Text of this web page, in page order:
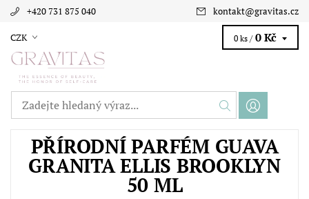
+420 731 875 040 kontakt@gravitas.cz
CZK 0 ks / 0 Kč
PŘÍRODNÍ PARFÉM GUAVA
GRANITA ELLIS BROOKLYN
50 ML